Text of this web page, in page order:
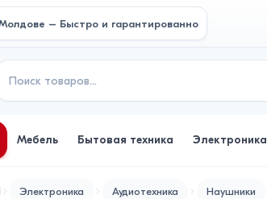
– Быстро и гарантированно
Мебель Бытовая техника Электроника
Электроника Аудиотехника Наушники